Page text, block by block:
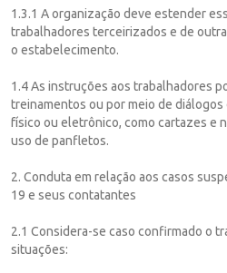
1.3.1 A organização deve estender
trabalhadores terceirizados e de
o estabelecimento.
1.4 As instruções aos trabalhadores
treinamentos ou por meio de
físico ou eletrônico, como cartazes e
uso de panfletos.
2. Conduta em relação aos casos
19 e seus contatantes
2.1 Considera-se caso confirmado o
situações: